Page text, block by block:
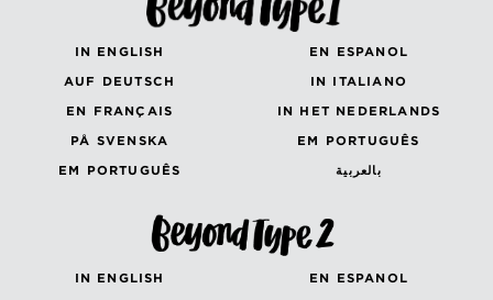
IN ENGLISH
EN ESPANOL
AUF DEUTSCH
IN ITALIANO
EN FRANÇAIS
IN HET NEDERLANDS
PÅ SVENSKA
EM PORTUGUÊS
EM PORTUGUÊS
بالعربية
IN ENGLISH EN ESPANOL